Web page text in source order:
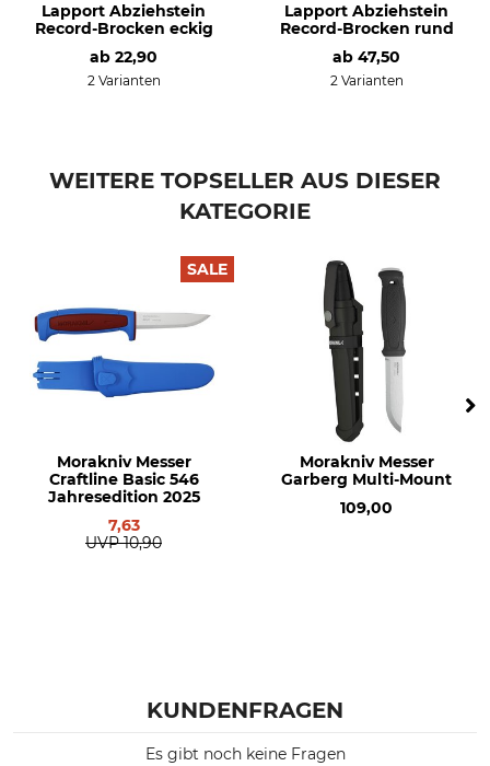
Lapport Abziehstein
Record-Brocken eckig
ab 22,90
2 Varianten
Lapport Abziehstein
Record-Brocken rund
ab 47,50
2 Varianten
WEITERE TOPSELLER AUS DIESER
KATEGORIE
SALE
Morakniv Messer
Craftline Basic 546
Jahresedition 2025
7,63
UVP 10,90
Morakniv Messer
Garberg Multi-Mount
109,00
KUNDENFRAGEN
Es gibt noch keine Fragen